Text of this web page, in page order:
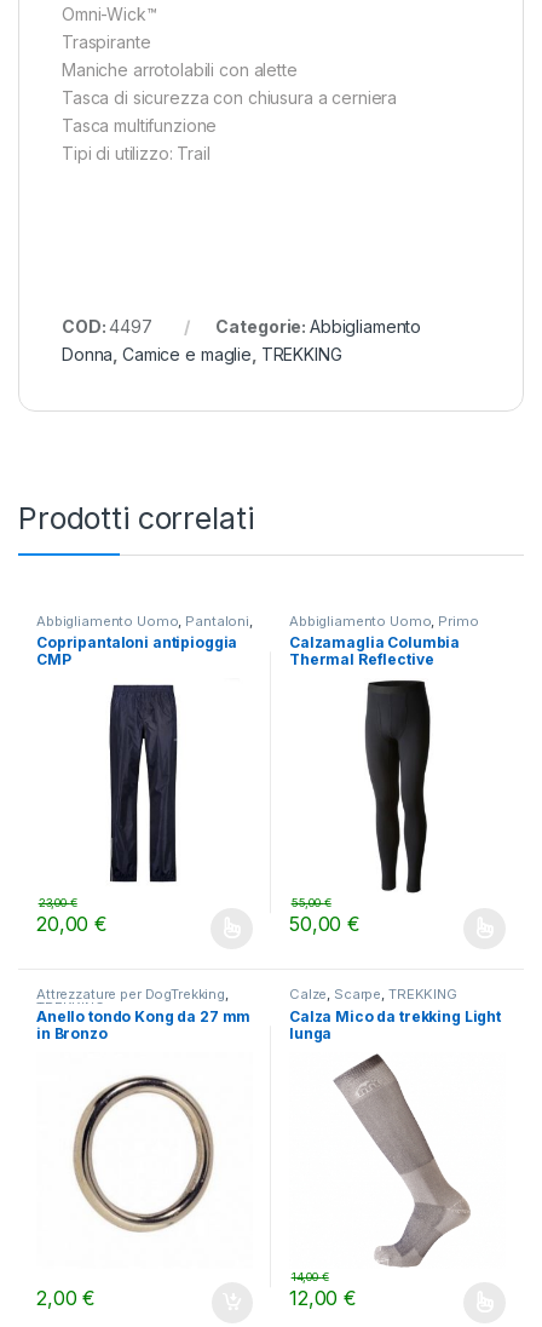
Omni-Wick™
Traspirante
Maniche arrotolabili con alette
Tasca di sicurezza con chiusura a cerniera
Tasca multifunzione
Tipi di utilizzo: Trail
COD:4497 Categorie: Abbigliamento
Donna ,Camice e maglie TREKKING
Prodotti correlati
Abbigliamento Uomo Pantaloni
TREKKING
Copripantaloni antipioggia
CMP
20,00€
23,00€
Questo prodotto ha più varianti. Le opzioni possono essere
Abbigliamento Uomo Primo
strato TREKKING
Calzamaglia Columbia
Thermal Reflective
50,00€
55,00€
Questo prodotto ha più
Attrezzature per DogTrekking,
TREKKING
Anello tondo Kong da 27 mm
in Bronzo
2,00€
Calze, Scarpe, TREKKING
Calza Mico da trekking Light
lunga
12,00€
14,00€
Questo prodotto ha più